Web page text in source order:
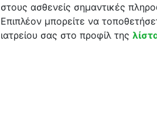
στους ασθενείς σημαντικές
Επιπλέον μπορείτε να
ιατρείου σας στο προφίλ της